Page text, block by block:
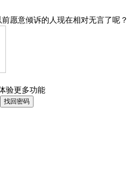
愿意倾诉的人现在相对无言了呢？
验更多功能
找回密码